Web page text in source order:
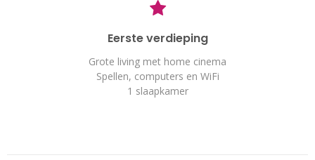
Eerste verdieping
Grote living met home cinema
Spellen, computers en WiFi
1 slaapkamer